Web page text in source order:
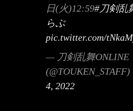
日(火)12:59#刀剣乱
らぶ
pic.twitter.com/
— 刀剣乱舞ONLINE
(@TOUKEN_STAFF)
4, 2022